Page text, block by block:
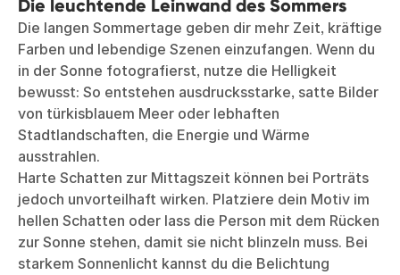
Die leuchtende Leinwand des Sommers
Die langen Sommertage geben dir mehr Zeit, kräftige
Farben und lebendige Szenen einzufangen. Wenn du
in der Sonne fotografierst, nutze die Helligkeit
bewusst: So entstehen ausdrucksstarke, satte Bilder
von türkisblauem Meer oder lebhaften
Stadtlandschaften, die Energie und Wärme
ausstrahlen.
Harte Schatten zur Mittagszeit können bei Porträts
jedoch unvorteilhaft wirken. Platziere dein Motiv im
hellen Schatten oder lass die Person mit dem Rücken
zur Sonne stehen, damit sie nicht blinzeln muss. Bei
starkem Sonnenlicht kannst du die Belichtung